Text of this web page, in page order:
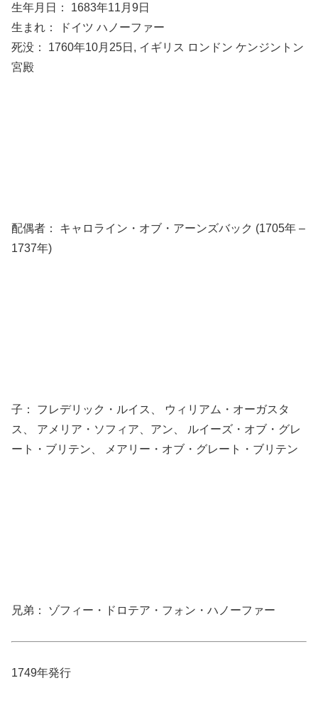
生年月日： 1683年11月9日
生まれ： ドイツ ハノーファー
死没： 1760年10月25日, イギリス ロンドン ケンジントン
宮殿
配偶者： キャロライン・オブ・アーンズバック (1705年 –
1737年)
子： フレデリック・ルイス、 ウィリアム・オーガスタ
ス、 アメリア・ソフィア、アン、 ルイーズ・オブ・グレ
ート・ブリテン、 メアリー・オブ・グレート・ブリテン
兄弟： ゾフィー・ドロテア・フォン・ハノーファー
1749年発行